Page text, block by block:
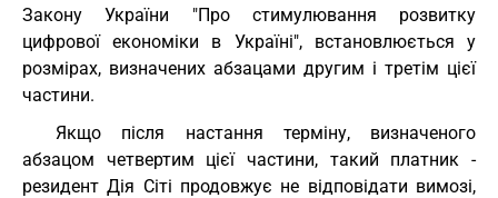
Закону України "Про стимулювання розвитку
цифрової економіки в Україні", встановлюється у
розмірах, визначених абзацами другим і третім цієї
частини.
Якщо після настання терміну, визначеного
абзацом четвертим цієї частини, такий платник -
резидент Дія Сіті продовжує не відповідати вимозі,